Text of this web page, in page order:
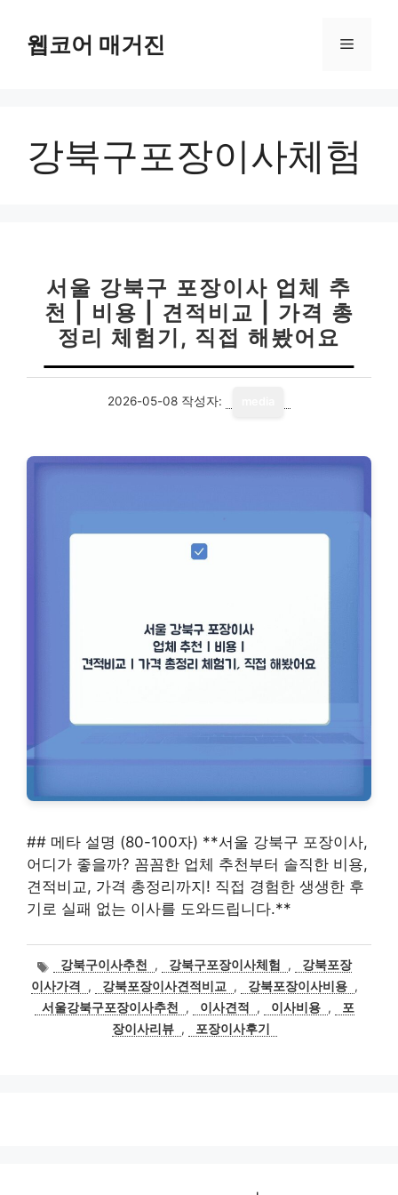
웹코어 매거진 메
강북구포장이사체험
서울 강북구 포장이사 업체 추
천 | 비용 | 견적비교 | 가격 총
정리 체험기, 직접 해봤어요
2026-05-08 작성자:
## 메타 설명 (80-100자) **서울 강북구 포장이사,
어디가 좋을까? 꼼꼼한 업체 추천부터 솔직한 비용,
견적비교, 가격 총정리까지! 직접 경험한 생생한 후
기로 실패 없는 이사를 도와드립니다.**
태
그
강북구이사추천 , 강북구포장이사체험 ,
강북포장
이사가격
, 강북포장이사견적비교 , 강북포장이사비용 ,
서울강북구포장이사추천
, 이사견적 , 이사비용 ,
포
장이사리뷰 , 포장이사후기